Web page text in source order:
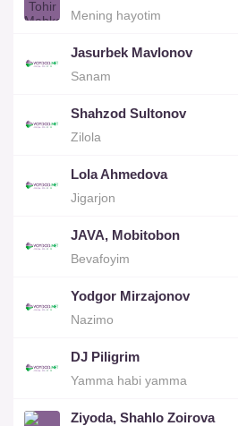
Mening hayotim
Jasurbek Mavlonov
Sanam
Shahzod Sultonov
Zilola
Lola Ahmedova
Jigarjon
JAVA, Mobitobon
Bevafoyim
Yodgor Mirzajonov
Nazimo
DJ Piligrim
Yamma habi yamma
Ziyoda, Shahlo Zoirova